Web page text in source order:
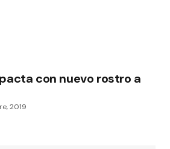
con nuevo rostro a
2019